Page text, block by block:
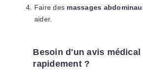
Faire des massages
aider.
Besoin d'un avis médical
rapidement ?